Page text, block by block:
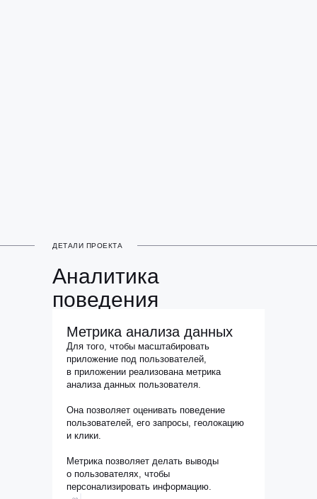
ДЕТАЛИ ПРОЕКТА
Аналитика
поведения
Метрика анализа данных
Для того, чтобы масштабировать
приложение под пользователей,
в приложении реализована метрика
анализа данных пользователя.
Она позволяет оценивать поведение
пользователей, его запросы, геолокацию
и клики.
Метрика позволяет делать выводы
о пользователях, чтобы
персонализировать информацию.